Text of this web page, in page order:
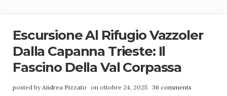
Escursione Al Rifugio Vazzoler
Dalla Capanna Trieste: Il
Fascino Della Val Corpassa
posted by Andrea Pizzato on ottobre 24, 2025 36 comments